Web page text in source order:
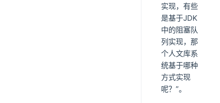
实现，有些
是基于JDK
中的阻塞队
列实现，那
个人文库系
统基于哪种
方式实现
呢？”。